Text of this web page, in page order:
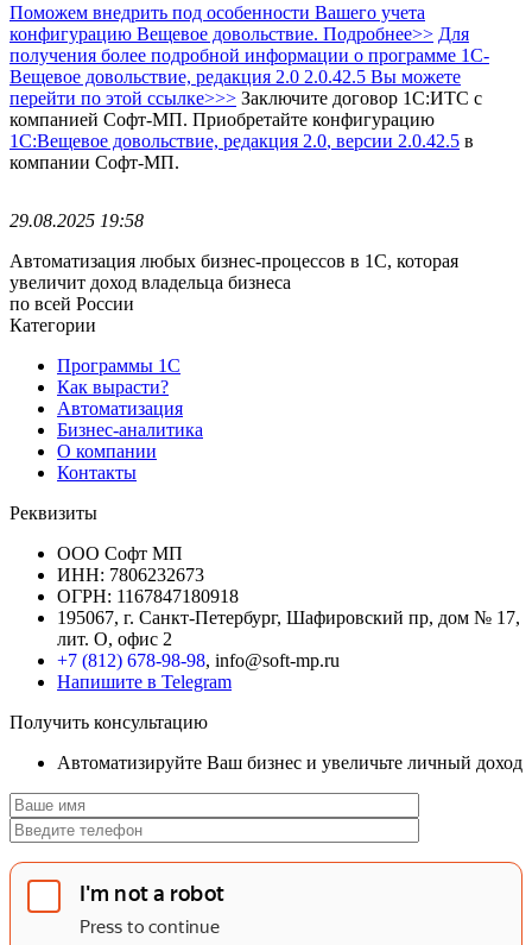
Поможем внедрить под особенности Вашего учета
конфигурацию Вещевое довольствие. Подробнее>> Для
получения более подробной информации о программе 1С-
Вещевое довольствие, редакция 2.0 2.0.42.5 Вы можете
перейти по этой ссылке>>> Заключите договор 1С:ИТС с
компанией Софт-МП. Приобретайте конфигурацию
1С:Вещевое довольствие, редакция 2.0, версии 2.0.42.5 в
компании Софт-МП.
29.08.2025 19:58
Автоматизация любых бизнес-процессов в 1С, которая
увеличит доход владельца бизнеса
по всей России
Категории
Программы 1С
Как вырасти?
Автоматизация
Бизнес-аналитика
О компании
Контакты
Реквизиты
ООО Софт МП
ИНН: 7806232673
ОГРН: 1167847180918
195067, г. Санкт-Петербург, Шафировский пр, дом № 17,
лит. О, офис 2
+7 (812) 678-98-98, info@soft-mp.ru
Напишите в Telegram
Получить консультацию
Автоматизируйте Ваш бизнес и увеличьте личный доход